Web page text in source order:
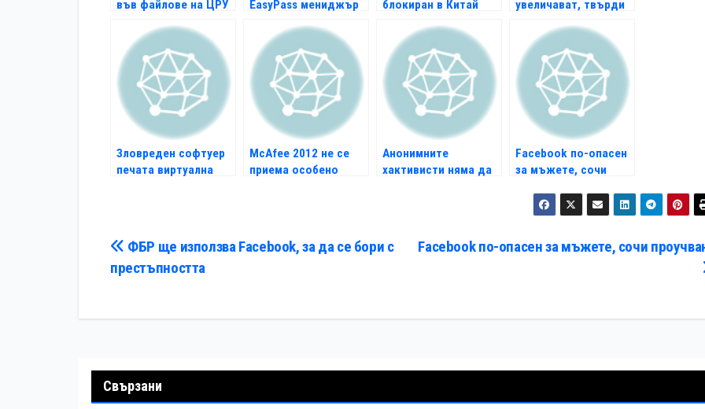
във файлове на ЦРУ
EasyPаss мениджър
блокиран в Китай
увеличават, твърди
Зловреден софтуер
печата виртуална
МcAfee 2012 не се
приема особено
Анонимните
хактивисти няма да
Facebook по-опасен
за мъжете, сочи
Навигация Facebook по-опасен за мъжете, сочи
ФБР ще използва Facebook, за да се бори с
престъпността
Свързани